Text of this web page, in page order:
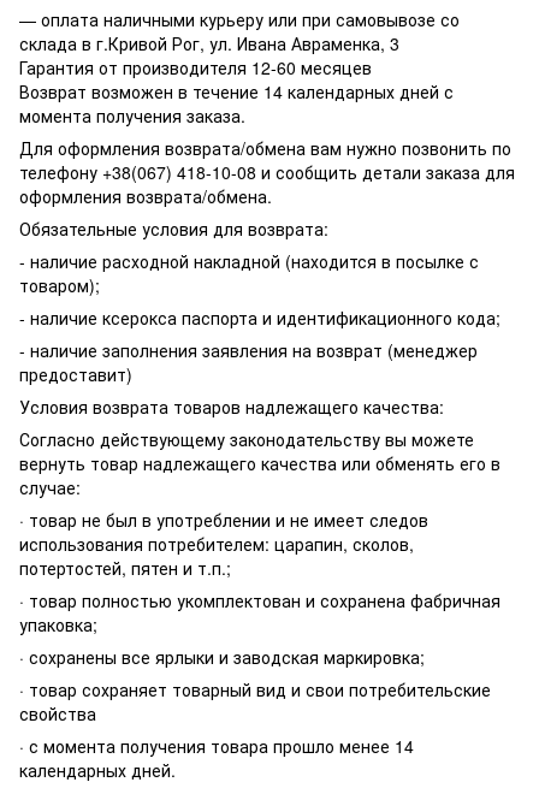
— оплата наличными курьеру или при самовывозе со
склада в г.Кривой Рог, ул. Ивана Авраменка, 3
Гарантия от производителя 12-60 месяцев
Возврат возможен в течение 14 календарных дней с
момента получения заказа.
Для оформления возврата/обмена вам нужно позвонить по
телефону +38(067) 418-10-08 и сообщить детали заказа для
оформления возврата/обмена.
Обязательные условия для возврата:
- наличие расходной накладной (находится в посылке с
товаром);
- наличие ксерокса паспорта и идентификационного кода;
- наличие заполнения заявления на возврат (менеджер
предоставит)
Условия возврата товаров надлежащего качества:
Согласно действующему законодательству вы можете
вернуть товар надлежащего качества или обменять его в
случае:
· товар не был в употреблении и не имеет следов
использования потребителем: царапин, сколов,
потертостей, пятен и т.п.;
· товар полностью укомплектован и сохранена фабричная
упаковка;
· сохранены все ярлыки и заводская маркировка;
· товар сохраняет товарный вид и свои потребительские
свойства
· с момента получения товара прошло менее 14
календарных дней.